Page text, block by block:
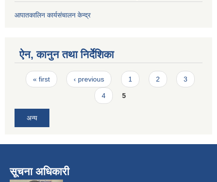
आपातकालिन कार्यसंचालन केन्द्र
ऐन, कानुन तथा निर्देशिका
Pages
« first ‹ previous 1 2 3
4 5
अन्य
सूचना अधिकारी